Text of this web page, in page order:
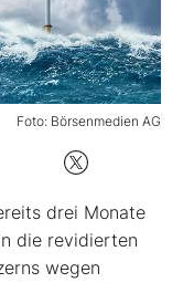
Foto: Börsenmedien AG
drei Monate
die revidierten
wegen